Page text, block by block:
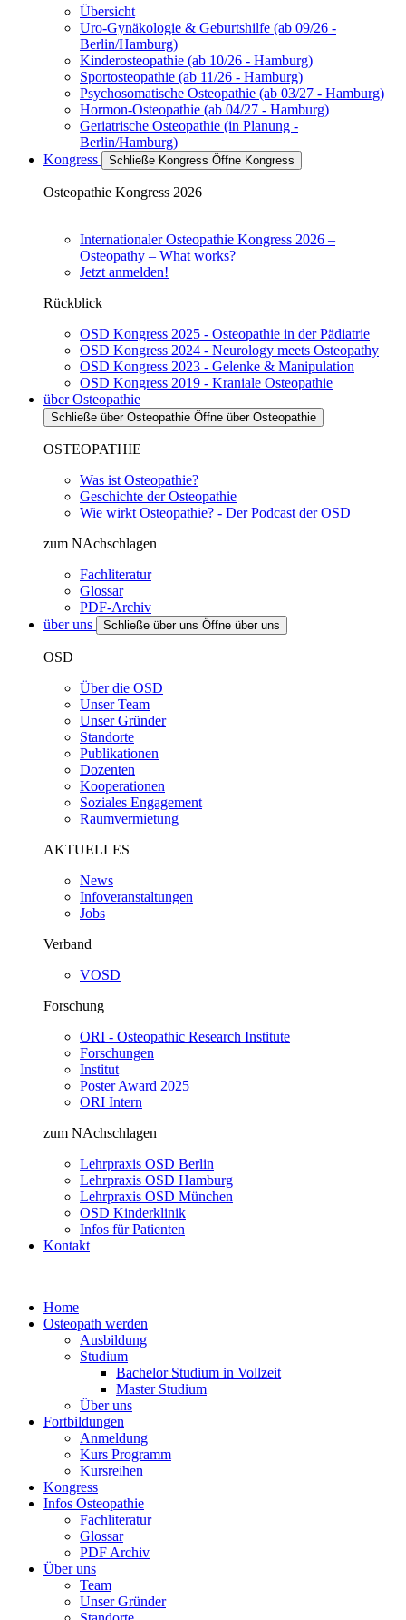
Übersicht
Uro-Gynäkologie & Geburtshilfe (ab 09/26 -
Berlin/Hamburg)
Kinderosteopathie (ab 10/26 - Hamburg)
Sportosteopathie (ab 11/26 - Hamburg)
Psychosomatische Osteopathie (ab 03/27 - Hamburg)
Hormon-Osteopathie (ab 04/27 - Hamburg)
Geriatrische Osteopathie (in Planung -
Berlin/Hamburg)
Kongress
Schließe Kongress Öffne Kongress
Osteopathie Kongress 2026
Internationaler Osteopathie Kongress 2026 –
Osteopathy – What works?
Jetzt anmelden!
Rückblick
OSD Kongress 2025 - Osteopathie in der Pädiatrie
OSD Kongress 2024 - Neurology meets Osteopathy
OSD Kongress 2023 - Gelenke & Manipulation
OSD Kongress 2019 - Kraniale Osteopathie
über Osteopathie
Schließe über Osteopathie Öffne über Osteopathie
OSTEOPATHIE
Was ist Osteopathie?
Geschichte der Osteopathie
Wie wirkt Osteopathie? - Der Podcast der OSD
zum NAchschlagen
Fachliteratur
Glossar
PDF-Archiv
über uns
Schließe über uns Öffne über uns
OSD
Über die OSD
Unser Team
Unser Gründer
Standorte
Publikationen
Dozenten
Kooperationen
Soziales Engagement
Raumvermietung
AKTUELLES
News
Infoveranstaltungen
Jobs
Verband
VOSD
Forschung
ORI - Osteopathic Research Institute
Forschungen
Institut
Poster Award 2025
ORI Intern
zum NAchschlagen
Lehrpraxis OSD Berlin
Lehrpraxis OSD Hamburg
Lehrpraxis OSD München
OSD Kinderklinik
Infos für Patienten
Kontakt
Home
Osteopath werden
Ausbildung
Studium
Bachelor Studium in Vollzeit
Master Studium
Über uns
Fortbildungen
Anmeldung
Kurs Programm
Kursreihen
Kongress
Infos Osteopathie
Fachliteratur
Glossar
PDF Archiv
Über uns
Team
Unser Gründer